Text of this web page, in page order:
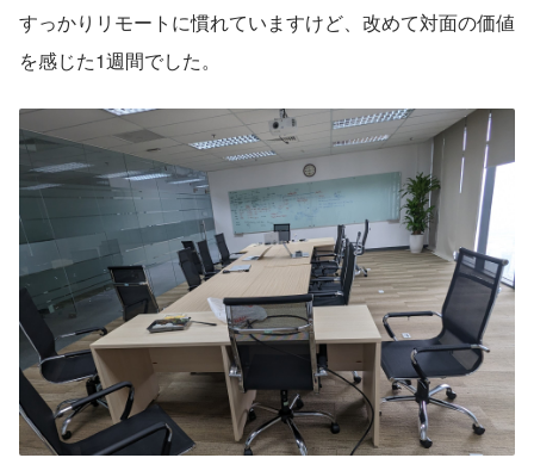
すっかりリモートに慣れていますけど、改めて対面の価値
を感じた1週間でした。